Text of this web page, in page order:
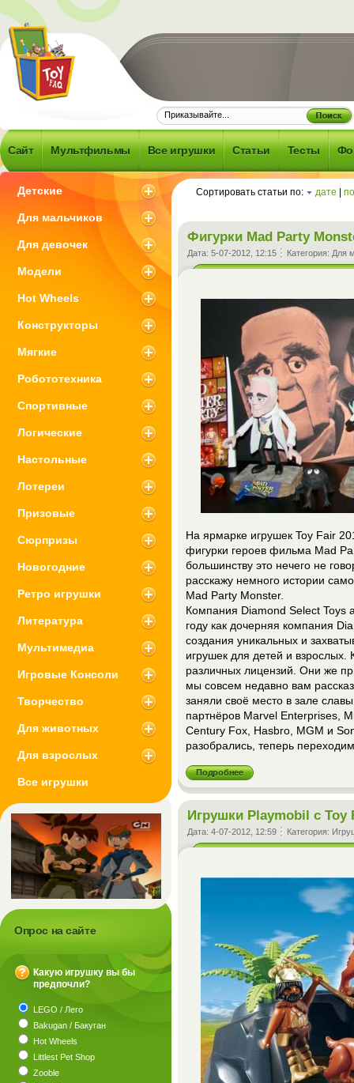
Question -
игрушках и
с ними
Сайт Мультфильмы Все игрушки Статьи Тесты
Сортировать статьи по: дате
Фигурки Mad Party
Дата: 5-07-2012, 12:15 Категория: Для
На ярмарке игрушек Toy Fair
фигурки героев фильма Mad
большинству это нечего не
расскажу немного истории
Mad Party Monster.
Компания Diamond Select Toys
году как дочерняя компания
создания уникальных и
игрушек для детей и
различных лицензий. Они же
мы совсем недавно вам
заняли своё место в зале
партнёров Marvel Enterprises,
Century Fox, Hasbro, MGM и
разобрались, теперь
Подробнее
Игрушки Playmobil c Toy
Дата: 4-07-2012, 12:59 Категория:
Детские
Для мальчиков
Для девочек
Модели
Hot Wheels
Конструкторы
Мягкие
Робототехника
Спортивные
Логические
Настольные
Лотереи
Призовые
Сюрпризы
Новогодние
Ретро игрушки
Литература
Мультимедиа
Игровые Консоли
Творчество
Для животных
Для взрослых
Все игрушки
Опрос на сайте
Какую игрушку вы бы
предпочли?
LEGO / Лего
Bakugan / Бакуган
Hot Wheels
Littlest Pet Shop
Zooble